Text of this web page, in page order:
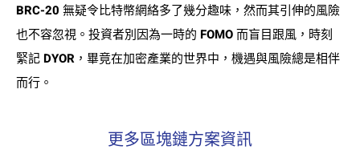
BRC-20 無疑令比特幣網絡多了幾分趣味，然而其引伸的風險
也不容忽視。投資者別因為一時的 FOMO 而盲目跟風，時刻
緊記 DYOR，畢竟在加密產業的世界中，機遇與風險總是相伴
而行。
更多區塊鏈方案資訊